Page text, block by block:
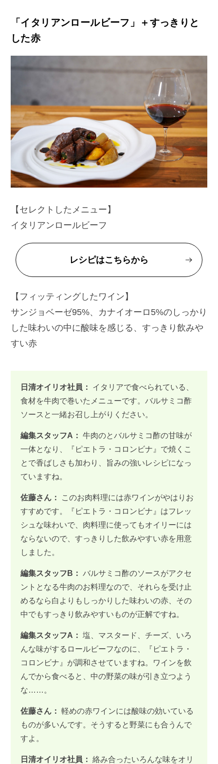
「イタリアンロールビーフ」＋すっきりと
した赤
【セレクトしたメニュー】
イタリアンロールビーフ
レシピはこちらから
【フィッティングしたワイン】
サンジョベーゼ95%、カナイオーロ5%のしっかり
した味わいの中に酸味を感じる、すっきり飲みや
すい赤
日清オイリオ社員： イタリアで食べられている、
食材を牛肉で巻いたメニューです。バルサミコ酢
ソースと一緒お召し上がりください。
編集スタッフA： 牛肉のとバルサミコ酢の甘味が
一体となり、『ピエトラ・コロンビナ』で焼くこ
とで香ばしさも加わり、旨みの強いレシピになっ
ていますね。
佐藤さん：
このお肉料理には赤ワインがやはりお
すすめです。『ピエトラ・コロンビナ』はフレッ
シュな味わいで、肉料理に使ってもオイリーには
ならないので、すっきりした飲みやすい赤を用意
しました。
編集スタッフB： バルサミコ酢のソースがアクセ
ントとなる牛肉のお料理なので、それらを受け止
めるなら白よりもしっかりした味わいの赤、その
中でもすっきり飲みやすいものが正解ですね。
編集スタッフA： 塩、マスタード、チーズ、いろ
んな味がするロールビーフなのに、『ピエトラ・
コロンビナ』が調和させていますね。ワインを飲
んでから食べると、中の野菜の味が引き立つよう
な……。
佐藤さん： 軽めの赤ワインには酸味の効いている
ものが多いんです。そうすると野菜にも合うんで
すよ。
日清オイリオ社員： 絡み合ったいろんな味をオリ